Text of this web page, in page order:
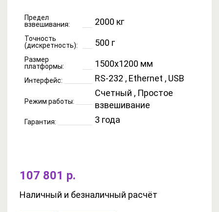
Предел
взвешивания:
2000 кг
Точность
(дискретность):
500 г
Размер
платформы:
1500x1200 мм
Интерфейс: RS-232 , Ethernet , USB
Режим работы:
Счетный , Простое
взвешивание
Гарантия: 3 года
107 801 р.
Наличный и безналичный расчёт